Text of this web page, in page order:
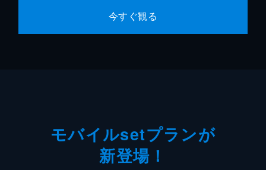
今すぐ観る
モバイルsetプランが
新登場！